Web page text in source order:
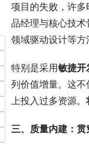
项目的失败，许
品经理与核心技术
领域驱动设计等方
特别是采用敏捷开
列价值增量。这
上投入过多资源。
三、质量内建：